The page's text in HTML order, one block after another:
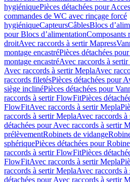
hygiéniquePièces détachées pour
commandes de WC avec rinçage forcé
hygiéniqueCapteursCâblesBlocs
pour Blocs d’alimentationComposants
droitAvec raccords à sertir Mapress
montage encastréPièces détachées
montage encastréAvec raccords à
Avec raccords à sertir MeplaAvec
raccords filetésPièces détachées pour
siège inclinéPièces détachées pour
raccords à sertir FlowFitPièces
FlowFitAvec raccords à sertir Mepla
raccords à sertir MeplaAvec raccords à
détachées pour Avec raccords à sertir
prélèvementRobinets de vidange
sphériquePièces détachées pour
raccords à sertir FlowFitPièces
FlowFitAvec raccords à sertir Mepla
raccords à sertir MeplaAvec raccords à
détachées pour Avec raccords à sertir